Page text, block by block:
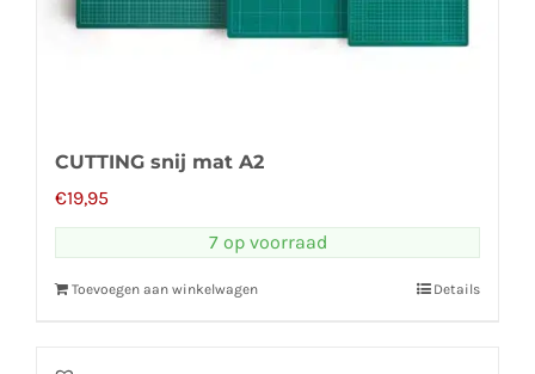
CUTTING snij mat A2
€19,95
7 op voorraad
Toevoegen aan winkelwagen Details